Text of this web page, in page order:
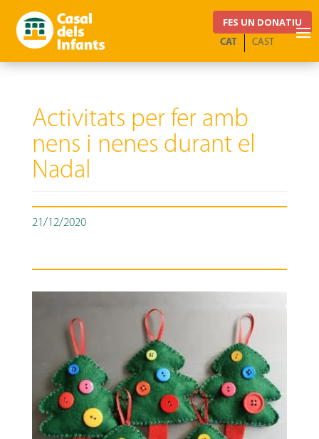
FES UN DONATIU
CAST
CAT
Activitats per fer amb
nens i nenes durant el
Nadal
21/12/2020